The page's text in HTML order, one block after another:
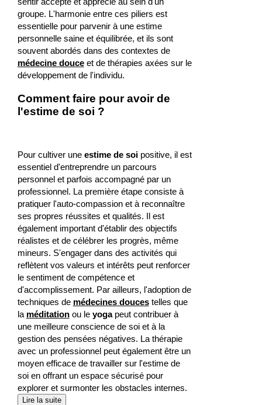
groupe. L'harmonie entre ces piliers est
essentielle pour parvenir à une estime
personnelle saine et équilibrée, et ils sont
souvent abordés dans des contextes de
médecine douceet de thérapies axées sur le
développement de l'individu.
Comment faire pour avoir de
l'estime de soi ?
Pour cultiver une estime de soipositive, il est
essentiel d'entreprendre un parcours
personnel et parfois accompagné par un
professionnel. La première étape consiste à
pratiquer l'auto-compassion et à reconnaître
ses propres réussites et qualités. Il est
également important d'établir des objectifs
réalistes et de célébrer les progrès, même
mineurs. S'engager dans des activités qui
reflètent vos valeurs et intérêts peut renforcer
le sentiment de compétence et
d'accomplissement. Par ailleurs, l'adoption de
techniques de médecines doucestelles que
la méditationou le yogapeut contribuer à
une meilleure conscience de soi et à la
gestion des pensées négatives. La thérapie
avec un professionnel peut également être un
moyen efficace de travailler sur l'estime de
soi en offrant un espace sécurisé pour
explorer et surmonter les obstacles internes.
Lire la suite